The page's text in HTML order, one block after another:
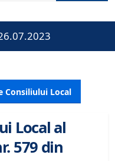
Consiliului Local
Local al
579 din